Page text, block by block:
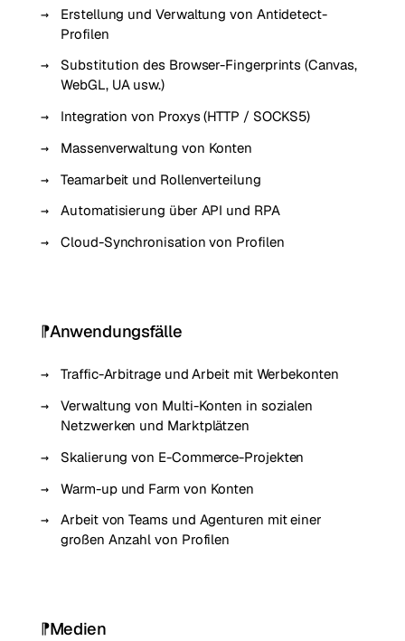
Erstellung und Verwaltung von Antidetect-
Profilen
Substitution des Browser-Fingerprints (Canvas,
WebGL, UA usw.)
Integration von Proxys (HTTP / SOCKS5)
Massenverwaltung von Konten
Teamarbeit und Rollenverteilung
Automatisierung über API und RPA
Cloud-Synchronisation von Profilen
Anwendungsfälle
Traffic-Arbitrage und Arbeit mit Werbekonten
Verwaltung von Multi-Konten in sozialen
Netzwerken und Marktplätzen
Skalierung von E-Commerce-Projekten
Warm-up und Farm von Konten
Arbeit von Teams und Agenturen mit einer
großen Anzahl von Profilen
Medien